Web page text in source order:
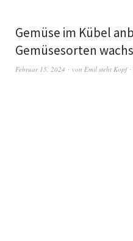
Gemüse im Kübel
Gemüsesorten
Februar 15, 2024 von Emil steht Kopf